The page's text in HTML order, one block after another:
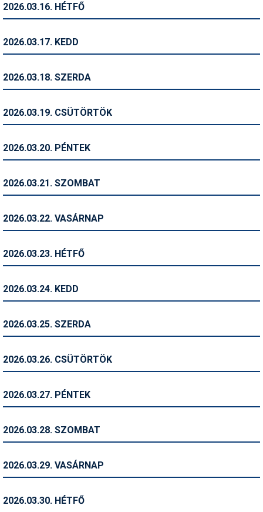
Síszerviz
Sítechnika
Snowboard
Snowboardfelszerelés
Szakértők
Szánkó
Telemark
Téli sportok
Történelem
Túrasí
Utazási tippek
Védőfelszerelés
2026.03.16. HÉTFŐ
2026.03.17. KEDD
2026.03.18. SZERDA
2026.03.19. CSÜTÖRTÖK
2026.03.20. PÉNTEK
2026.03.21. SZOMBAT
2026.03.22. VASÁRNAP
2026.03.23. HÉTFŐ
2026.03.24. KEDD
2026.03.25. SZERDA
2026.03.26. CSÜTÖRTÖK
2026.03.27. PÉNTEK
2026.03.28. SZOMBAT
2026.03.29. VASÁRNAP
2026.03.30. HÉTFŐ